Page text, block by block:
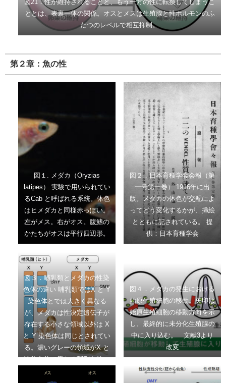
図21．性が維持されることと、もう一方の性に転換してしまうこ
ととは、表裏一体の関係。オスとメスは生殖腺と性ホルモンのふ
たつのレベルで相互抑制。
第２章：魚の性
図１. メダカ（Oryzias
latipes） 実験で用いられてい
るCab と呼ばれる系統。体色
はヒメダカと同様赤っぽい。
左がメス。右がオス。腹鰭の
かたちがオスは平行四辺形。
図２．日本育種学会会報（第
一号第一巻） 1916年に出
版。メダカの体色が交配によ
ってどう変化するかが、挿絵
とともに記されている。 提
供：日本育種学会
図３．哺乳類とメダカの性染
色体の違い 哺乳類ではX と Y
染色体とでは大きく異なる
が、メダカは性決定遺伝子が
存在する小さな領域以外は X
と Y 染色体は同じとされてい
る。濃いグレーの領域がX と
Y 染色体で異なる配列を持つ
図４．メダカの発生における
始原生殖細胞の移動。矢印は
始原生殖細胞の移動方向を示
し、最終的に未分化生殖腺の
中に入り込む。 文献3より
改変